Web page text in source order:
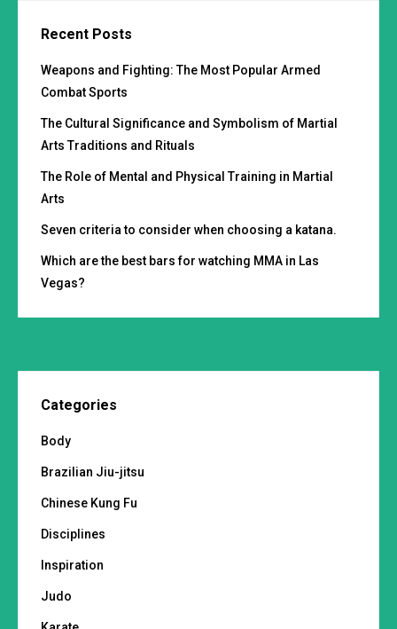
Recent Posts
Weapons and Fighting: The Most Popular Armed
Combat Sports
The Cultural Significance and Symbolism of Martial
Arts Traditions and Rituals
The Role of Mental and Physical Training in Martial
Arts
Seven criteria to consider when choosing a katana.
Which are the best bars for watching MMA in Las
Vegas?
Categories
Body
Brazilian Jiu-jitsu
Chinese Kung Fu
Disciplines
Inspiration
Judo